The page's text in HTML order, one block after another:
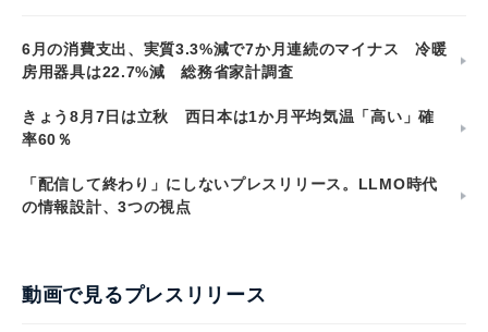
6月の消費支出、実質3.3%減で7か月連続のマイナス 冷暖
房用器具は22.7%減 総務省家計調査
きょう8月7日は立秋 西日本は1か月平均気温「高い」確
率60％
「配信して終わり」にしないプレスリリース。LLMO時代
の情報設計、3つの視点
動画で見るプレスリリース